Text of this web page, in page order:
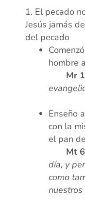
El pecado
Jesús jamás
del pecado
hombre
Mr
Enseño
con la
el pan
Mt
día, y
como